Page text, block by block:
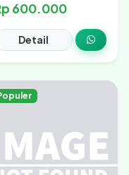
600.000
Detail